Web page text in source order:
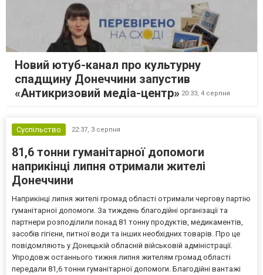
Новий ютуб-канал про культурну
спадщину Донеччини запустив
«Антикризовий медіа-центр» 20:33, 4 серпня
Суспільство 22:37, 3 серпня
81,6 тонни гуманітарної допомоги
наприкінці липня отримали жителі
Донеччини
Наприкінці липня жителі громад області отримали чергову партію
гуманітарної допомоги. За тиждень благодійні організації та
партнери розподілили понад 81 тонну продуктів, медикаментів,
засобів гігієни, питної води та інших необхідних товарів. Про це
повідомляють у Донецькій обласній військовій адміністрації.
Упродовж останнього тижня липня жителям громад області
передали 81,6 тонни гуманітарної допомоги. Благодійні вантажі